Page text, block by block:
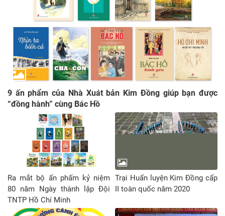
9 ấn phẩm của Nhà Xuát bản Kim Đồng giúp bạn được
“đồng hành” cùng Bác Hồ
Ra mắt bộ ấn phấm kỷ niệm
80 năm Ngày thành lập Đội
TNTP Hồ Chí Minh
Trại Huấn luyện Kim Đồng cấp
II toàn quốc năm 2020